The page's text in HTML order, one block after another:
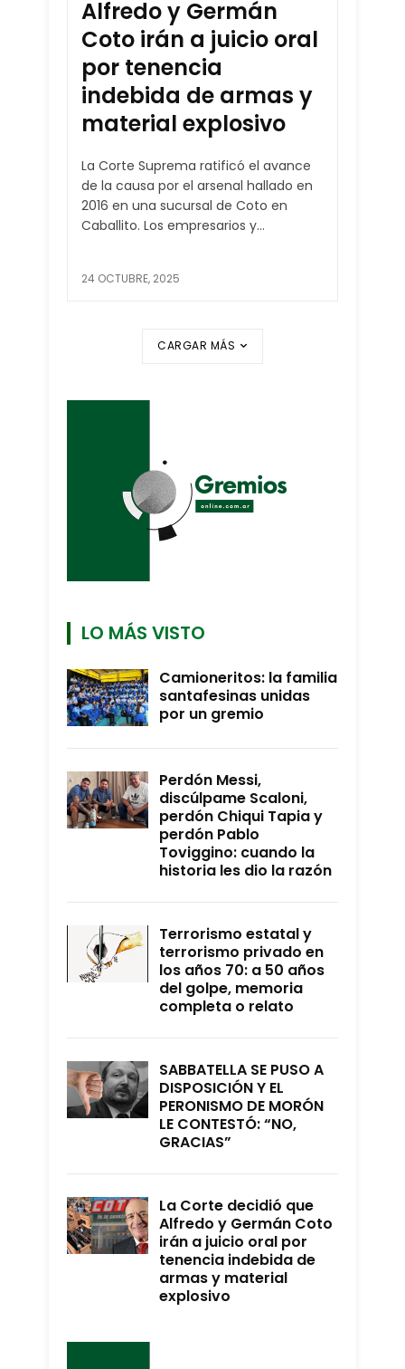
Alfredo y Germán
Coto irán a juicio oral
por tenencia
indebida de armas y
material explosivo
La Corte Suprema ratificó el avance
de la causa por el arsenal hallado en
2016 en una sucursal de Coto en
Caballito. Los empresarios y...
24 OCTUBRE, 2025
CARGAR MÁS
LO MÁS VISTO
Camioneritos: la familia
santafesinas unidas
por un gremio
Perdón Messi,
discúlpame Scaloni,
perdón Chiqui Tapia y
perdón Pablo
Toviggino: cuando la
historia les dio la razón
Terrorismo estatal y
terrorismo privado en
los años 70: a 50 años
del golpe, memoria
completa o relato
SABBATELLA SE PUSO A
DISPOSICIÓN Y EL
PERONISMO DE MORÓN
LE CONTESTÓ: “NO,
GRACIAS”
La Corte decidió que
Alfredo y Germán Coto
irán a juicio oral por
tenencia indebida de
armas y material
explosivo